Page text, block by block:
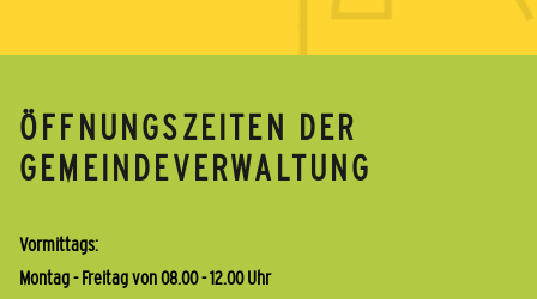
ÖFFNUNGSZEITEN DER
GEMEINDEVERWALTUNG
Vormittags:
Montag - Freitag von 08.00 - 12.00 Uhr